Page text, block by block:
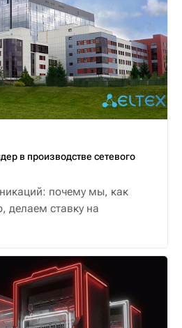
в производстве сетевого
почему мы, как
делаем ставку на